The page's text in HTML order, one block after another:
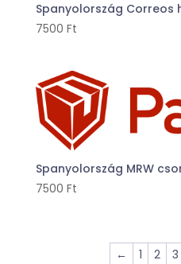
Spanyolország Correos
7500 Ft
Spanyolország MRW
7500 Ft
← 1 2 3